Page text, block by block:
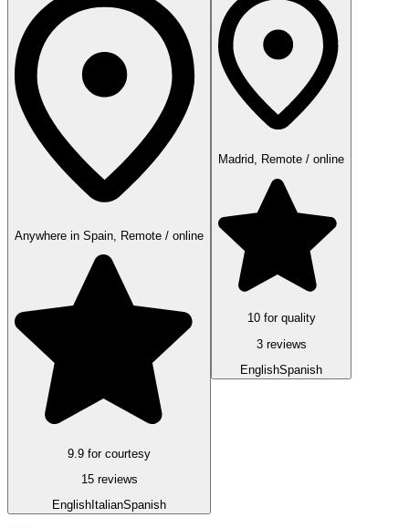
Anywhere in Spain, Remote / online
9.9 for courtesy
15 reviews
English ItalianSpanish
Madrid, Remote / online
10 for quality
3 reviews
EnglishSpanish